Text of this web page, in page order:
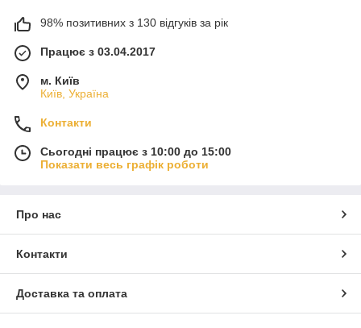
98% позитивних з 130 відгуків за рік
Працює з 03.04.2017
м. Київ
Київ, Україна
Контакти
Сьогодні працює з 10:00 до 15:00
Показати весь графік роботи
Про нас
Контакти
Доставка та оплата